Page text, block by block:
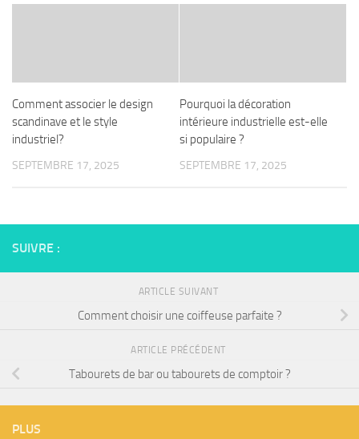
Comment associer le design
scandinave et le style
industriel?
SEPTEMBRE 17, 2025
Pourquoi la décoration
intérieure industrielle est-elle
si populaire ?
SEPTEMBRE 17, 2025
SUIVRE :
ARTICLE SUIVANT
Comment choisir une coiffeuse parfaite ?
ARTICLE PRÉCÉDENT
Tabourets de bar ou tabourets de comptoir ?
PLUS